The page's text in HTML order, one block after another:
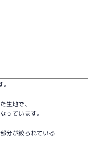
生地で、
っています。
分が絞られている